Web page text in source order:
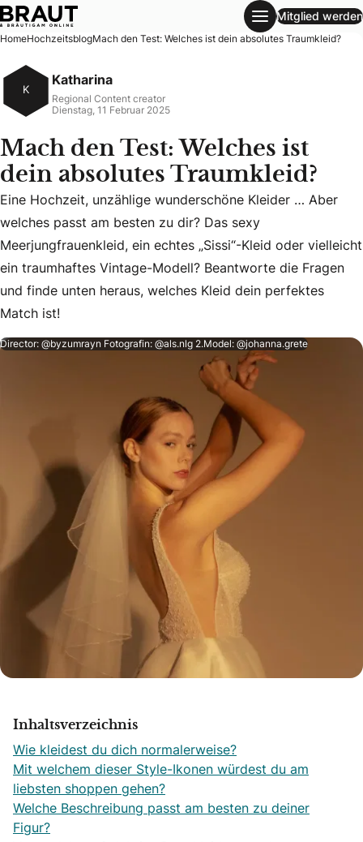
Mach den Test: Welches ist dein absolutes Traumkleid?
Mitglied werden
HomeHochzeitsblogMach den Test: Welches ist dein absolutes Traumkleid?
K
Katharina
Regional Content creator
Dienstag, 11 Februar 2025
Mach den Test: Welches ist
dein absolutes Traumkleid?
Eine Hochzeit, unzählige wunderschöne Kleider … Aber
Eine Hochzeit, unzählige wunderschöne Kleider … Aber
welches passt am besten zu dir? Das sexy
Meerjungfrauenkleid, ein echtes „Sissi“-Kleid oder vielleicht
ein traumhaftes Vintage-Modell? Beantworte die Fragen
und finde unten heraus, welches Kleid dein perfektes
Match ist!
Director: @byzumrayn Fotografin: @als.nlg 2.Model: @johanna.grete
Inhaltsverzeichnis
Wie kleidest du dich normalerweise?
Mit welchem dieser Style-Ikonen würdest du am
liebsten shoppen gehen?
Welche Beschreibung passt am besten zu deiner
Figur?